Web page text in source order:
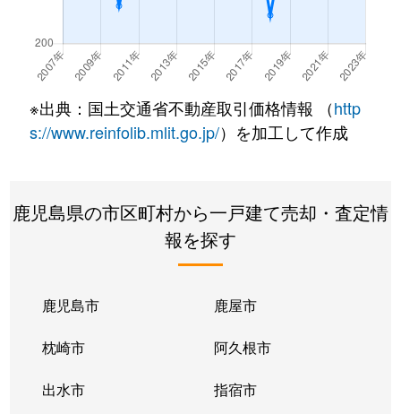
※出典：国土交通省不動産取引価格情報 （http
s://www.reinfolib.mlit.go.jp/）を加工して作成
鹿児島県の市区町村から一戸建て売却・査定情
報を探す
鹿児島市 鹿屋市
枕崎市 阿久根市
出水市 指宿市